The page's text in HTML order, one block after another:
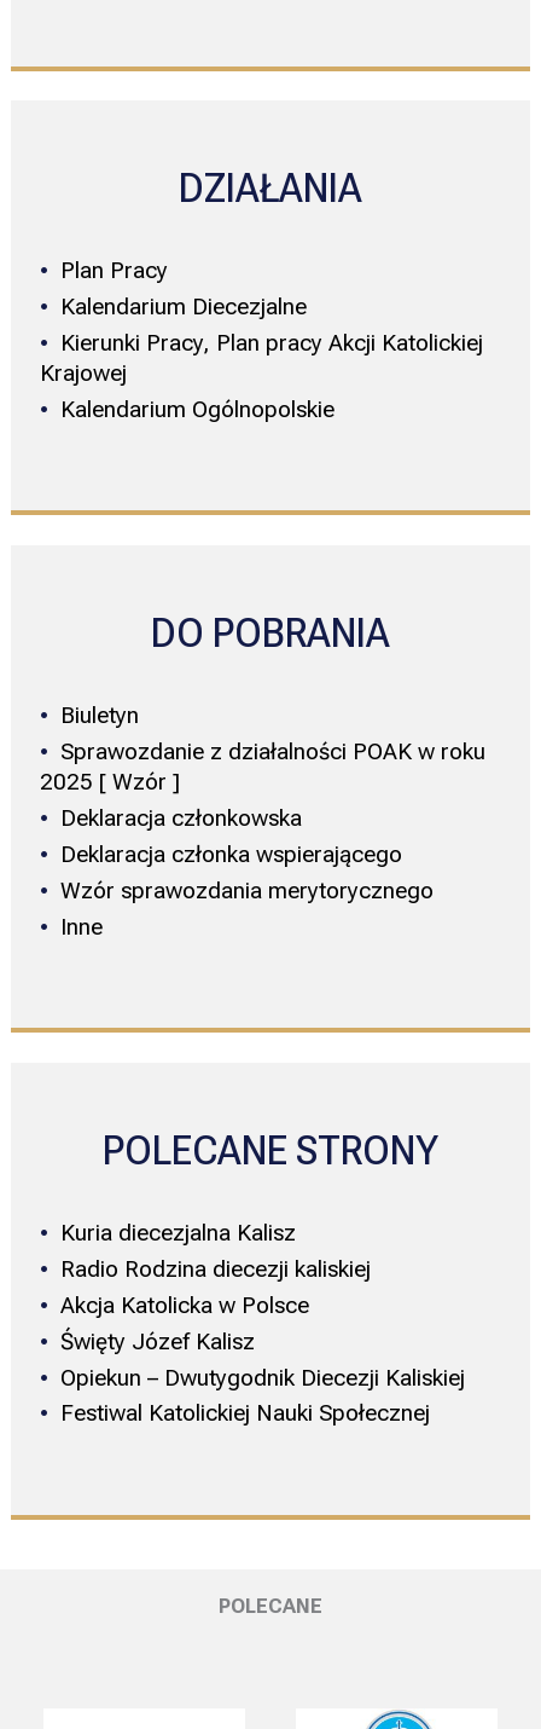
DZIAŁANIA
Plan Pracy
Kalendarium Diecezjalne
Kierunki Pracy, Plan pracy Akcji Katolickiej
Krajowej
Kalendarium Ogólnopolskie
DO POBRANIA
Biuletyn
Sprawozdanie z działalności POAK w roku
2025 [ Wzór ]
Deklaracja członkowska
Deklaracja członka wspierającego
Wzór sprawozdania merytorycznego
Inne
POLECANE STRONY
Kuria diecezjalna Kalisz
Radio Rodzina diecezji kaliskiej
Akcja Katolicka w Polsce
Święty Józef Kalisz
Opiekun – Dwutygodnik Diecezji Kaliskiej
Festiwal Katolickiej Nauki Społecznej
POLECANE